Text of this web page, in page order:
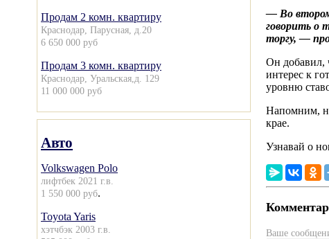
Продам 2 комн. квартиру
Краснодар, Парусная, д.20
6 650 000 руб
Продам 3 комн. квартиру
Краснодар, Уральская,д. 129
11 000 000 руб
Авто
Volkswagen Polo
лифтбек 2021 г.в.
1 550 000 руб.
Toyota Yaris
хэтчбэк 2003 г.в.
— Во втором
говорить о
торгу, —
Он добавил,
интерес к
уровню
Напомним,
крае.
Узнавай о
Ваше